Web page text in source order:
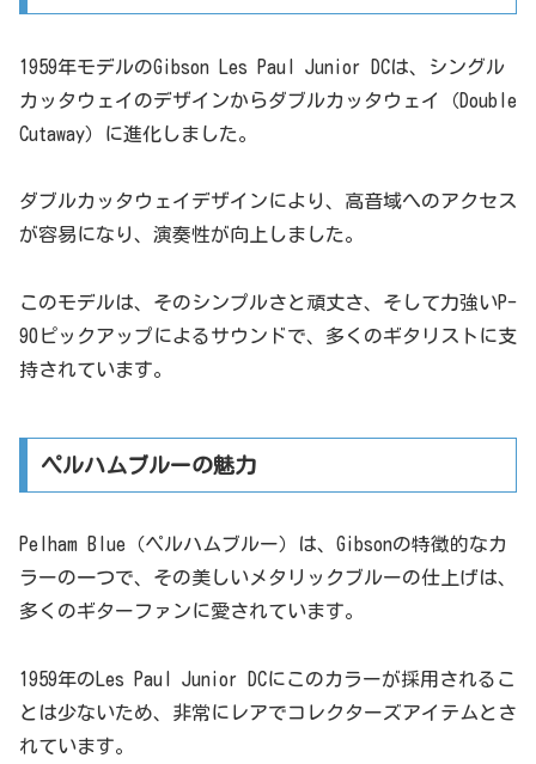
1959年モデルのGibson Les Paul Junior DCは、シングル
カッタウェイのデザインからダブルカッタウェイ（Double
Cutaway）に進化しました。
ダブルカッタウェイデザインにより、高音域へのアクセス
が容易になり、演奏性が向上しました。
このモデルは、そのシンプルさと頑丈さ、そして力強いP-
90ピックアップによるサウンドで、多くのギタリストに支
持されています。
ペルハムブルーの魅力
Pelham Blue（ペルハムブルー）は、Gibsonの特徴的なカ
ラーの一つで、その美しいメタリックブルーの仕上げは、
多くのギターファンに愛されています。
1959年のLes Paul Junior DCにこのカラーが採用されるこ
とは少ないため、非常にレアでコレクターズアイテムとさ
れています。